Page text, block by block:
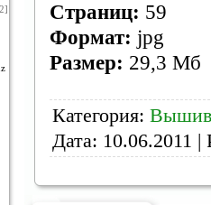
Страниц: 59
Формат: jpg
Размер: 29,3 Мб
Категория:
Дата: 10.06.2011 |